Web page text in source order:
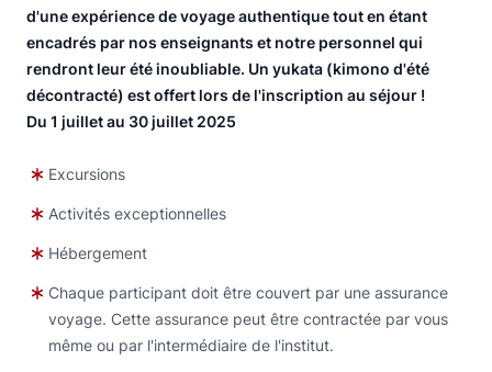
d'une expérience de voyage authentique tout en étant
encadrés par nos enseignants et notre personnel qui
rendront leur été inoubliable. Un yukata (kimono d'été
décontracté) est offert lors de l'inscription au séjour !
Du 1 juillet au 30 juillet 2025
Excursions
Activités exceptionnelles
Hébergement
Chaque participant doit être couvert par une assurance
voyage. Cette assurance peut être contractée par vous
même ou par l'intermédiaire de l'institut.